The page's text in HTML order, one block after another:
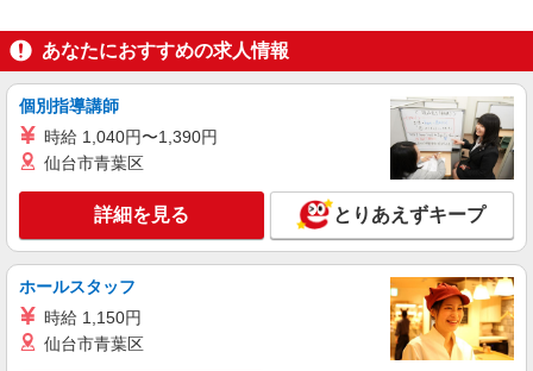
空調完備の工場内でキカイ部品の検品作業
時給1,350円〜1,550円
詳細を見る
紹介予定派遣
UTエージェント株式会社 AGT関西第一CU AGT南大阪エリア AP太田
新町CL 《Jems1C》
ライン作業・充填・検査・梱包・出荷準備・機
あなたにおすすめの求人情報
個別指導講師
時給 1,040円〜1,390円
仙台市青葉区
詳細を見る とりあえずキープ
ホールスタッフ
時給 1,150円
仙台市青葉区